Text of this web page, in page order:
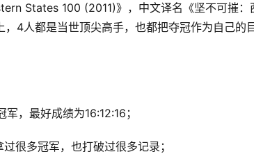
States 100 (2011)》，中文译名《坚不可摧：
4人都是当世顶尖高手，也都把夺冠作为自己的
，最好成绩为16:12:16；
很多冠军，也打破过很多记录；